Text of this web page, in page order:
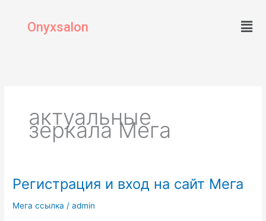
contentOnyxsalon
актуальные
зеркала Мега
Регистрация и вход на сайт Мега
Мега ссылка /admin
Регистрация
вход